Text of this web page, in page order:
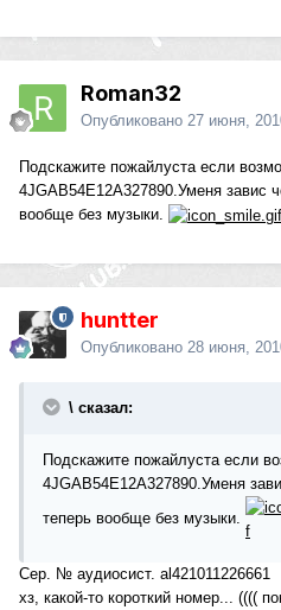
Roman32
Опубликовано 27 июня,
Подскажите пожайлуста если
4JGAB54E12A327890.Уменя завис
вообще без музыки.
huntter
Опубликовано 28 июня,
\ сказал:
Подскажите пожайлуста если
4JGAB54E12A327890.Уменя
теперь вообще без музыки.
Сер. № аудиосист. al421011226661
хз, какой-то короткий номер... ((((